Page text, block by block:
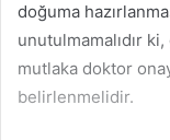
doğuma
unutulmamalıdır
mutlaka doktor
belirlenmelidir.